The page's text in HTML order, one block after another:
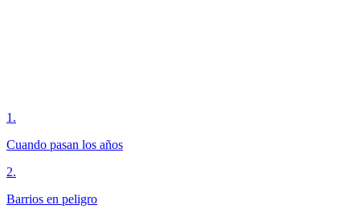
1 .
Cuando pasan los años
2.
Barrios en peligro